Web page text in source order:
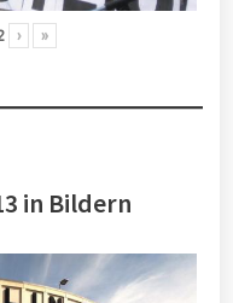
› »
in Bildern